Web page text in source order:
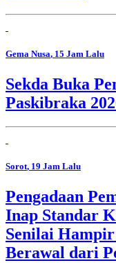
Gema Nusa, 15 Jam Lalu
Sekda Buka
Paskibraka
Sorot, 19 Jam Lalu
Pengadaan
Inap Standar
Senilai
Berawal dari